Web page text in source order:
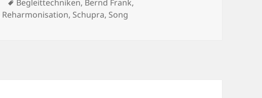
Begleittechniken, Bernd Frank,
Reharmonisation, Schupra, Song